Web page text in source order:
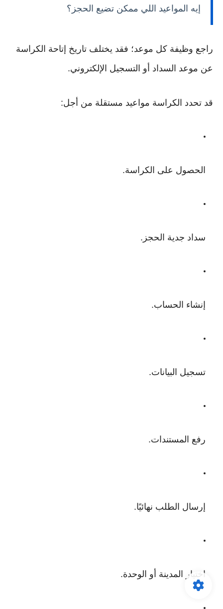
إيه المواعيد اللي ممكن تضيع الحجز؟
راجع وظيفة كل موعد؛ فقد يختلف تاريخ إتاحة الكراسة
عن موعد السداد أو التسجيل الإلكتروني.
قد تحدد الكراسة مواعيد مستقلة من أجل:
الحصول على الكراسة.
سداد جدية الحجز.
إنشاء الحساب.
تسجيل البيانات.
رفع المستندات.
إرسال الطلب نهائيًا.
اختيار المدينة أو الوحدة.